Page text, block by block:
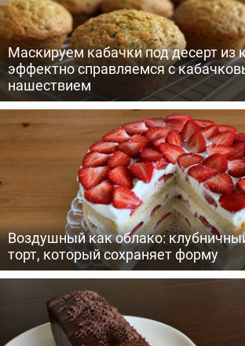
Маскируем кабачки под десерт из
эффектно справляемся с
нашествием
Воздушный как облако:
торт, который сохраняет форму